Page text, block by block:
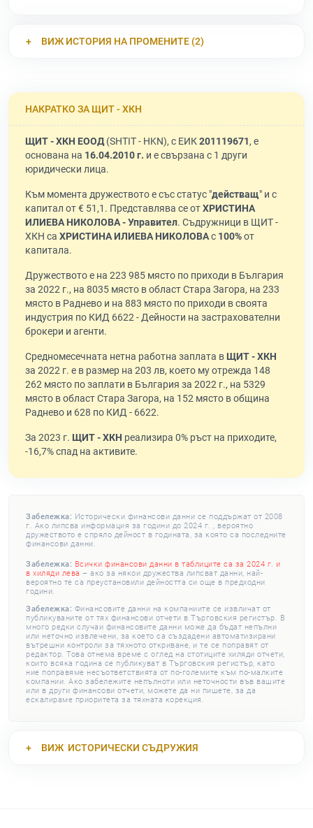
ВИЖ ИСТОРИЯ НА ПРОМЕНИТЕ (2)
НАКРАТКО ЗА ЩИТ - ХКН
ЩИТ - ХКН ЕООД(SHTIT - HKN), с ЕИК201119671, е
основана на 16.04.2010 г. и е свързана с 1 други
юридически лица.
Към момента дружеството е със статус "действащ" и с
капитал от € 51,1. Представлява се отХРИСТИНА
ИЛИЕВА НИКОЛОВА - Управител. Съдружници в ЩИТ -
ХКН са ХРИСТИНА ИЛИЕВА НИКОЛОВАс 100%от
капитала.
Дружеството е на 223 985 място по приходи в България
за 2022 г., на 8035 място в област Стара Загора, на 233
място в Раднево и на 883 място по приходи в своята
индустрия по КИД 6622 - Дейности на застрахователни
брокери и агенти.
Средномесечната нетна работна заплата вЩИТ - ХКН
за 2022 г. е в размер на 203 лв, което му отрежда 148
262 място по заплати в България за 2022 г., на 5329
място в област Стара Загора, на 152 място в община
Раднево и 628 по КИД - 6622.
За 2023 г. ЩИТ - ХКН реализира 0% ръст на приходите,
-16,7% спад на активите.
Забележка: Исторически финансови данни се поддържат от 2008
г. Ако липсва информация за години до 2024 г. , вероятно
дружеството е спряло дейност в годината, за която са последните
финансови данни.
Забележка: Всички финансови данни в таблиците са за 2024 г. и
в хиляди лева – ако за някои дружества липсват данни, най-
вероятно те са преустановили дейността си още в предходни
години.
Забележка: Финансовите данни на компаниите се извличат от
публикуваните от тях финансови отчети в Търговския регистър. В
много редки случаи финансовите данни може да бъдат непълни
или неточно извлечени, за което са създадени автоматизирани
вътрешни контроли за тяхното откриване, и те се поправят от
редактор. Това отнема време с оглед на стотиците хиляди отчети,
които всяка година се публикуват в Търговския регистър, като
ние поправяме несъответствията от по-големите към по-малките
компании. Ако забележите непълноти или неточности във вашите
или в други финансови отчети, можете да ни пишете, за да
ескалираме приоритета за тяхната корекция.
ВИЖ ИСТОРИЧЕСКИ СЪДРУЖИЯ